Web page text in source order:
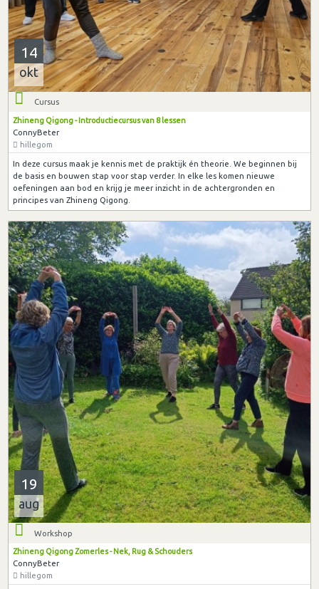
14
okt
Cursus
Zhineng Qigong - Introductiecursus van 8 lessen
ConnyBeter
hillegom
In deze cursus maak je kennis met de praktijk én theorie. We beginnen bij
de basis en bouwen stap voor stap verder. In elke les komen nieuwe
oefeningen aan bod en krijg je meer inzicht in de achtergronden en
principes van Zhineng Qigong.
19
aug
Workshop
Zhineng Qigong Zomerles - Nek, Rug & Schouders
ConnyBeter
hillegom